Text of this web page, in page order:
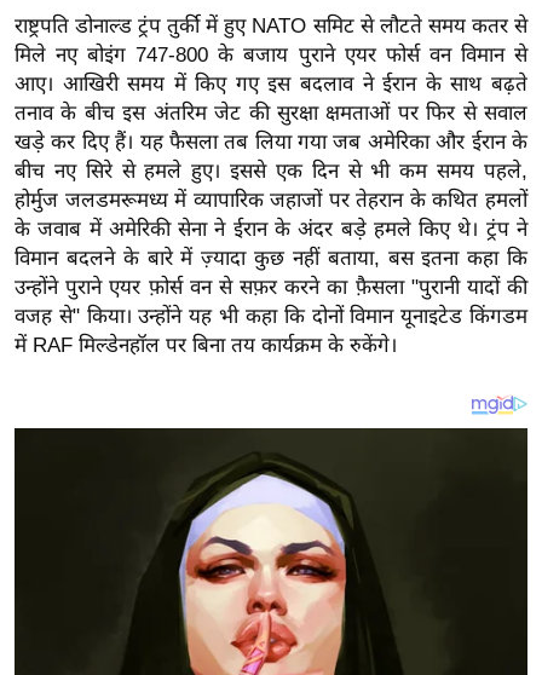
शे
ष
ज्ञ
रा
य
ब
ज
ट
खे
ल
क्रि
राष्ट्रपति डोनाल्ड ट्रंप तुर्की में हुए NATO समिट से लौटते समय कतर से
मिले नए बोइंग 747-800 के बजाय पुराने एयर फोर्स वन विमान से
आए। आखिरी समय में किए गए इस बदलाव ने ईरान के साथ बढ़ते
तनाव के बीच इस अंतरिम जेट की सुरक्षा क्षमताओं पर फिर से सवाल
खड़े कर दिए हैं। यह फैसला तब लिया गया जब अमेरिका और ईरान के
बीच नए सिरे से हमले हुए। इससे एक दिन से भी कम समय पहले,
होर्मुज जलडमरूमध्य में व्यापारिक जहाजों पर तेहरान के कथित हमलों
के जवाब में अमेरिकी सेना ने ईरान के अंदर बड़े हमले किए थे। ट्रंप ने
विमान बदलने के बारे में ज़्यादा कुछ नहीं बताया, बस इतना कहा कि
उन्होंने पुराने एयर फ़ोर्स वन से सफ़र करने का फ़ैसला "पुरानी यादों की
वजह से" किया। उन्होंने यह भी कहा कि दोनों विमान यूनाइटेड किंगडम
में RAF मिल्डेनहॉल पर बिना तय कार्यक्रम के रुकेंगे।